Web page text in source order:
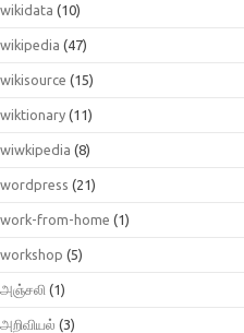
wikidata (10)
wikipedia (47)
wikisource (15)
wiktionary (11)
wiwkipedia (8)
wordpress (21)
work-from-home (1)
workshop (5)
அஞ்சலி (1)
அறிவியல் (3)